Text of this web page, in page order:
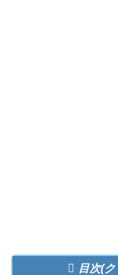
目次(